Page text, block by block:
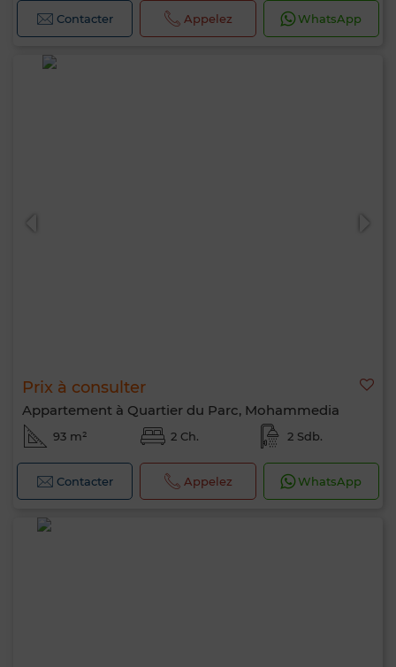
Contacter Appelez WhatsApp
Prix à consulter
Appartement à Quartier du Parc, Mohammedia
93 m² 2 Ch. 2 Sdb.
Contacter Appelez WhatsApp